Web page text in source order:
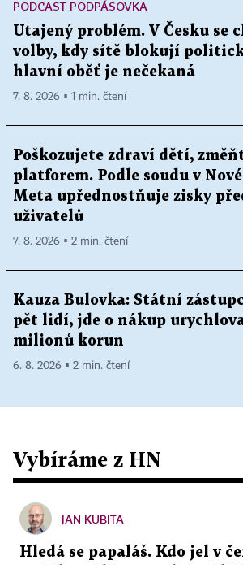
PODCAST PODPÁSOVKA
Utajený problém. V Česku se
volby, kdy sítě blokují
hlavní oběť je nečekaná
7. 8. 2026 ▪ 1 min. čtení
Poškozujete zdraví dětí,
platforem. Podle soudu v
Meta upřednostňuje zisky
uživatelů
7. 8. 2026 ▪ 2 min. čtení
Kauza Bulovka: Státní
pět lidí, jde o nákup
milionů korun
6. 8. 2026 ▪ 2 min. čtení
Vybíráme z HN
JAN KUBITA
Hledá se papaláš. Kdo jel v